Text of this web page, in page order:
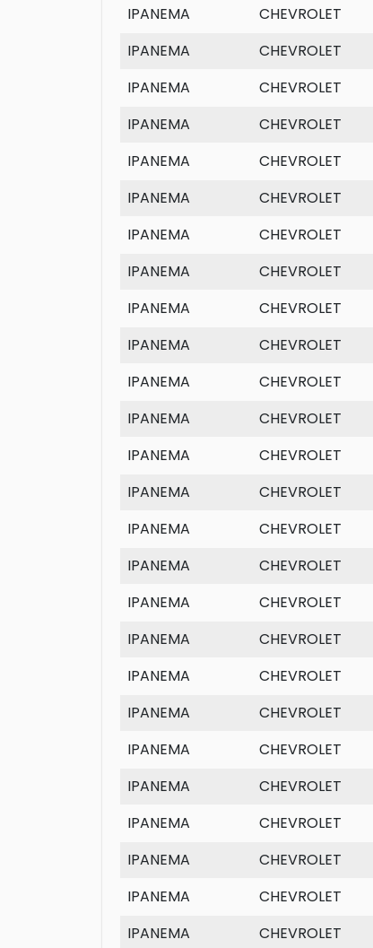
IPANEMA
CHEVROLET
IPANEMA
CHEVROLET
IPANEMA
CHEVROLET
IPANEMA
CHEVROLET
IPANEMA
CHEVROLET
IPANEMA
CHEVROLET
IPANEMA
CHEVROLET
IPANEMA
CHEVROLET
IPANEMA
CHEVROLET
IPANEMA
CHEVROLET
IPANEMA
CHEVROLET
IPANEMA
CHEVROLET
IPANEMA
CHEVROLET
IPANEMA
CHEVROLET
IPANEMA
CHEVROLET
IPANEMA
CHEVROLET
IPANEMA
CHEVROLET
IPANEMA
CHEVROLET
IPANEMA
CHEVROLET
IPANEMA
CHEVROLET
IPANEMA
CHEVROLET
IPANEMA
CHEVROLET
IPANEMA
CHEVROLET
IPANEMA
CHEVROLET
IPANEMA
CHEVROLET
IPANEMA
CHEVROLET